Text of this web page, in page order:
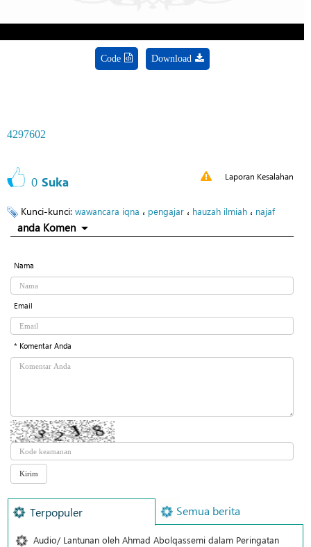
Code Download
4297602
0 Suka Laporan Kesalahan
Kunci-kunci: wawancara iqna ، pengajar ، hauzah ilmiah ، najaf
anda Komen
Nama
Email
* Komentar Anda
Terpopuler Semua berita
Audio/ Lantunan oleh Ahmad Abolqassemi dalam Peringatan